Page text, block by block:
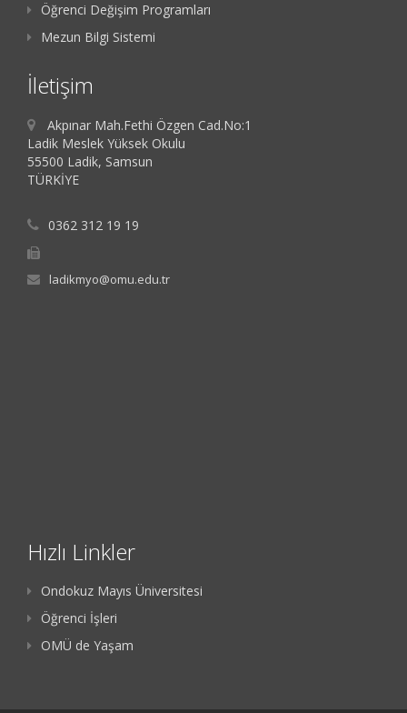
Öğrenci Değişim Programları
Mezun Bilgi Sistemi
İletişim
Akpınar Mah.Fethi Özgen Cad.No:1
Ladik Meslek Yüksek Okulu
55500 Ladik, Samsun
TÜRKİYE
0362 312 19 19
ladikmyo@omu.edu.tr
Hızlı Linkler
Ondokuz Mayıs Üniversitesi
Öğrenci İşleri
OMÜ de Yaşam